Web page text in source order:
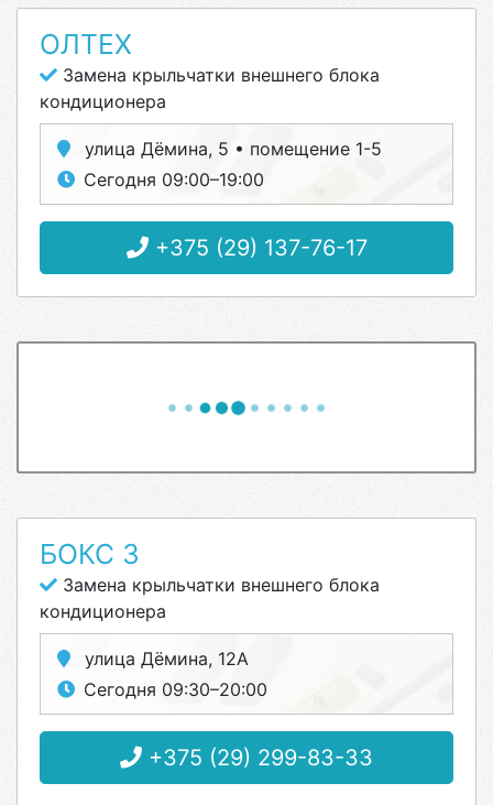
ОЛТЕХ
Замена крыльчатки внешнего блока
кондиционера
улица Дёмина, 5 • помещение 1-5
Сегодня 09:00–19:00
+375 (29) 137-76-17
БОКС 3
Замена крыльчатки внешнего блока
кондиционера
улица Дёмина, 12А
Сегодня 09:30–20:00
+375 (29) 299-83-33